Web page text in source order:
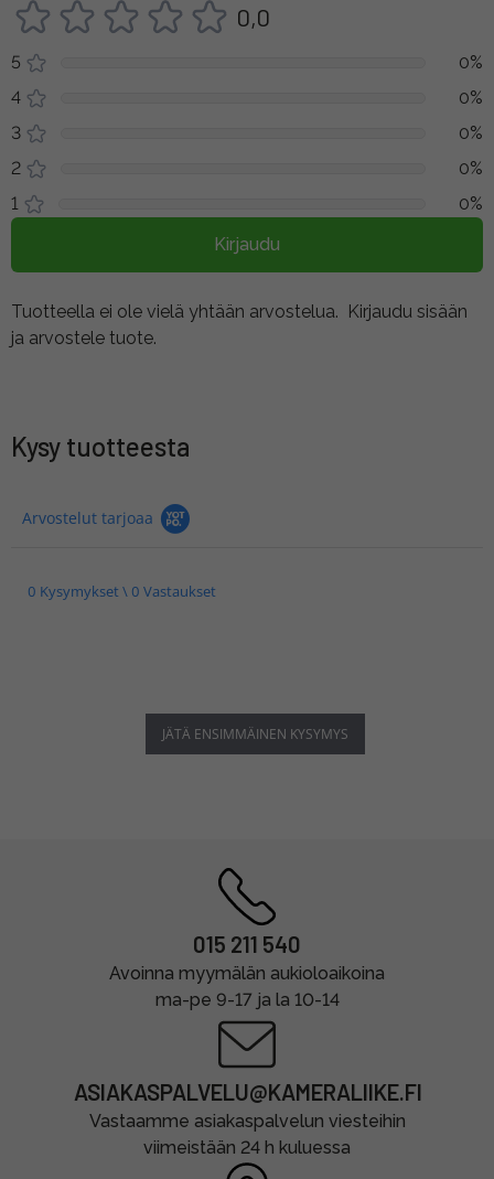
0,0
5
0%
4
0%
3
0%
2
0%
1
0%
Kirjaudu
Tuotteella ei ole vielä yhtään arvostelua. Kirjaudu sisään
ja arvostele tuote.
Kysy tuotteesta
Arvostelut tarjoaa
0 Kysymykset \ 0 Vastaukset
JÄTÄ ENSIMMÄINEN KYSYMYS
015 211 540
Avoinna myymälän aukioloaikoina
ma-pe 9-17 ja la 10-14
ASIAKASPALVELU@KAMERALIIKE.FI
Vastaamme asiakaspalvelun viesteihin
viimeistään 24 h kuluessa